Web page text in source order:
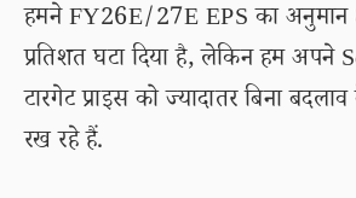
हमने FY26E/27E EPS का अनुमान
प्रतिशत घटा दिया है, लेकिन हम अपने
टारगेट प्राइस को ज्यादातर बिना
रख रहे हैं.